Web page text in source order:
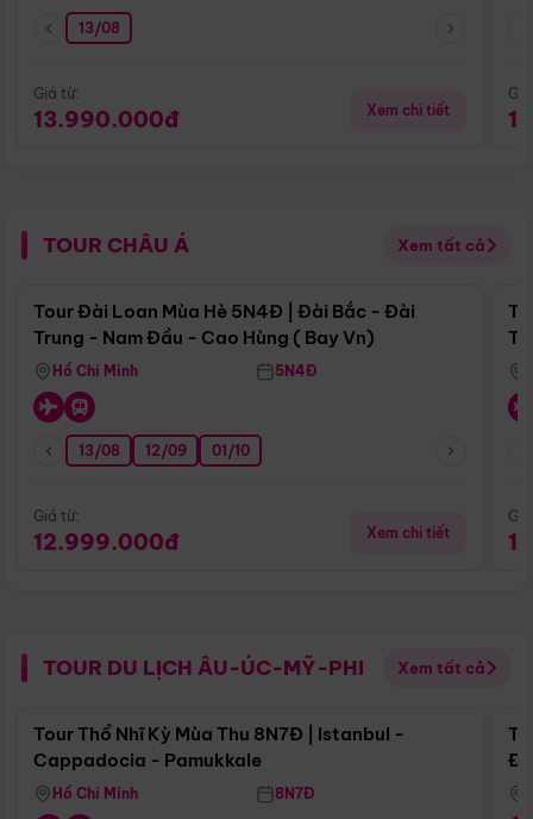
13/08
Giá từ:
13.990.000đ Xem chi tiết
TOUR CHÂU Á Xem tất cả
Điểm nổi bật
Tour Đài Loan Mùa Hè 5N4Đ | Đài Bắc - Đài
Trung - Nam Đầu - Cao Hùng ( Bay Vn)
Hồ Chí Minh 5N4Đ
13/08 12/09 01/10
Giá từ:
12.999.000đ Xem chi tiết
TOUR DU LỊCH ÂU-ÚC-MỸ-PHI Xem tất cả
Điểm nổi bật
Tour Thổ Nhĩ Kỳ Mùa Thu 8N7Đ | Istanbul -
Cappadocia - Pamukkale
Hồ Chí Minh 8N7Đ